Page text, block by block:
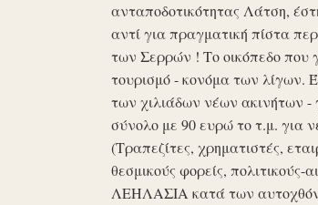
ανταποδοτικότητας Λάτση,
αντί για πραγματική πίστα
των Σερρών ! Το οικόπεδο που
τουρισμό - κονόμα των λίγων.
των χιλιάδων νέων ακινήτων -
σύνολο με 90 ευρώ το τ.μ. για
(Τραπεζίτες, χρηματιστές,
θεσμικούς φορείς, πολιτικούς-
ΛΕΗΛΑΣΙΑ κατά των